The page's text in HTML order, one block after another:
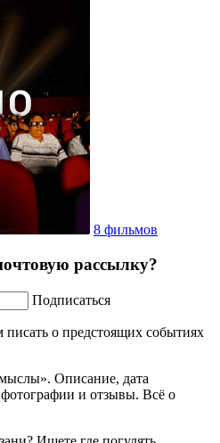
8 фильмов
рассылку?
Подписаться
о предстоящих событиях
Описание, дата
и отзывы. Всё о